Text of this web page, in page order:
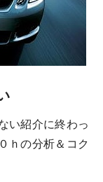
い紹介に終わっ
ｈの分析＆コク